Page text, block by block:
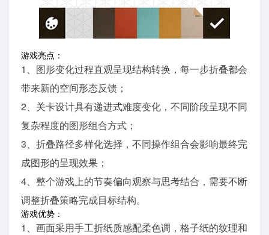
游戏亮点：
1、图形变化过程直观呈现结构转换，每一步折叠都会
带来新的空间形态反馈；
2、关卡设计具有递进式难度变化，不同阶段呈现不同
复杂程度的图形组合方式；
3、折叠路径多样化选择，不同操作组合会影响最终完
成图形的呈现效果；
4、整个游戏上的节奏偏向观察与思考结合，需要不断
调整折叠策略完成目标结构。
游戏优势：
1、画面采用手工折纸质感配柔色调，格子纸的纹理和